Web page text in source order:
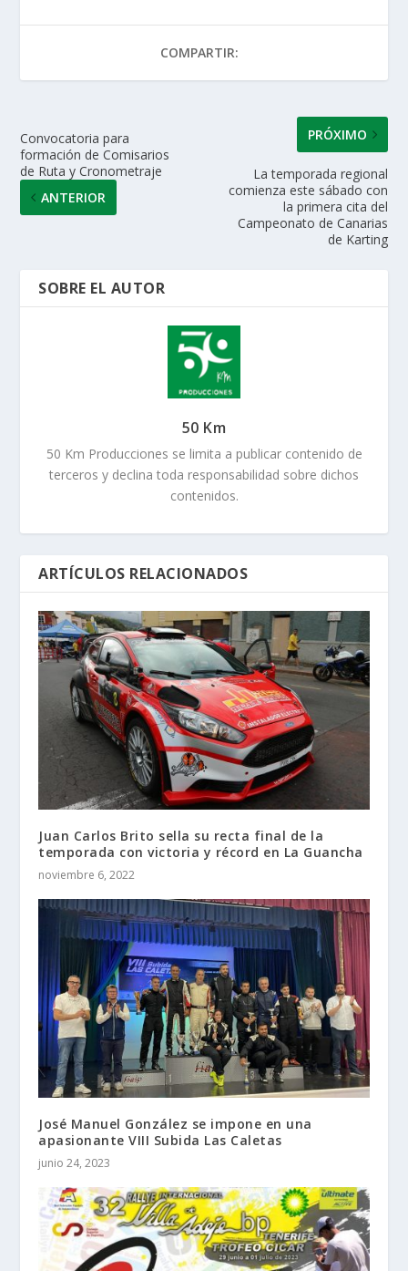
A
p
o
k
dI
n
ar
r
COMPARTIR:
Convocatoria para
formación de Comisarios
de Ruta y Cronometraje
ANTERIOR
PRÓXIMO
La temporada regional
comienza este sábado con
la primera cita del
Campeonato de Canarias
de Karting
SOBRE EL AUTOR
50 Km
50 Km Producciones se limita a publicar contenido de
terceros y declina toda responsabilidad sobre dichos
contenidos.
ARTÍCULOS RELACIONADOS
Juan Carlos Brito sella su recta final de la
temporada con victoria y récord en La Guancha
noviembre 6, 2022
José Manuel González se impone en una
apasionante VIII Subida Las Caletas
junio 24, 2023